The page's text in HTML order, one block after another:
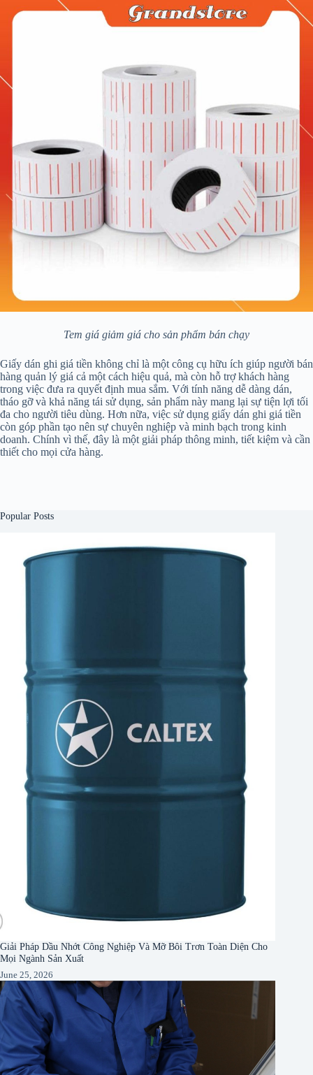
Tem giá giảm giá cho sản phẩm bán chạy
Giấy dán ghi giá tiền không chỉ là một công cụ hữu ích giúp người bán
hàng quản lý giá cả một cách hiệu quả, mà còn hỗ trợ khách hàng
trong việc đưa ra quyết định mua sắm. Với tính năng dễ dàng dán,
tháo gỡ và khả năng tái sử dụng, sản phẩm này mang lại sự tiện lợi tối
đa cho người tiêu dùng. Hơn nữa, việc sử dụng giấy dán ghi giá tiền
còn góp phần tạo nên sự chuyên nghiệp và minh bạch trong kinh
doanh. Chính vì thế, đây là một giải pháp thông minh, tiết kiệm và cần
thiết cho mọi cửa hàng.
Popular Posts
Giải Pháp Dầu Nhớt Công Nghiệp Và Mỡ Bôi Trơn Toàn Diện Cho
Mọi Ngành Sản Xuất
June 25, 2026